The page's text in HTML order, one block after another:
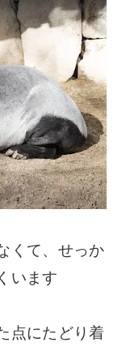
くて、せっか
います
点にたどり着